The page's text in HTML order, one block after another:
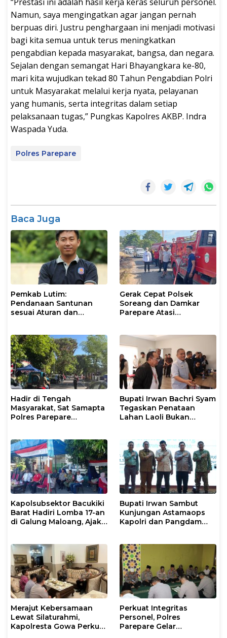
Namun, saya mengingatkan agar jangan pernah
berpuas diri. Justru penghargaan ini menjadi motivasi
bagi kita semua untuk terus meningkatkan
pengabdian kepada masyarakat, bangsa, dan negara.
Sejalan dengan semangat Hari Bhayangkara ke-80,
mari kita wujudkan tekad 80 Tahun Pengabdian Polri
untuk Masyarakat melalui kerja nyata, pelayanan
yang humanis, serta integritas dalam setiap
pelaksanaan tugas,” Pungkas Kapolres AKBP. Indra
Waspada Yuda.
Polres Parepare
Baca Juga
Pemkab Lutim:
Pendanaan Santunan
sesuai Aturan dan
Gerak Cepat Polsek
Soreang dan Damkar
Parepare Atasi
Hadir di Tengah
Masyarakat, Sat Samapta
Polres Parepare
Bupati Irwan Bachri Syam
Tegaskan Penataan
Lahan Laoli Bukan
Kapolsubsektor Bacukiki
Barat Hadiri Lomba 17-an
di Galung Maloang, Ajak
Bupati Irwan Sambut
Kunjungan Astamaops
Kapolri dan Pangdam
Merajut Kebersamaan
Lewat Silaturahmi,
Kapolresta Gowa Perkuat
Perkuat Integritas
Personel, Polres
Parepare Gelar